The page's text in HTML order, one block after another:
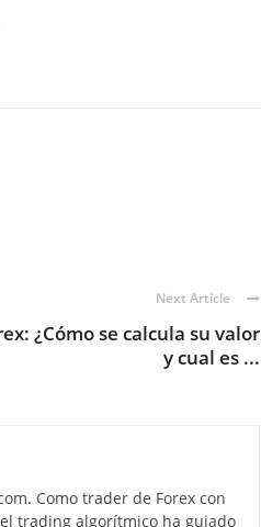
Next Article
¿Cómo se calcula su valor
y cual es ...
Como trader de Forex con
trading algorítmico ha guiado